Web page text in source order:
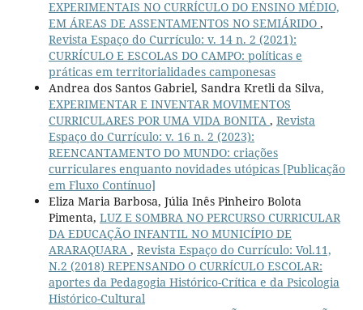
EXPERIMENTAIS NO CURRÍCULO DO ENSINO MÉDIO,
EM ÁREAS DE ASSENTAMENTOS NO SEMIÁRIDO ,
Revista Espaço do Currículo: v. 14 n. 2 (2021):
CURRÍCULO E ESCOLAS DO CAMPO: políticas e
práticas em territorialidades camponesas
Andrea dos Santos Gabriel, Sandra Kretli da Silva,
EXPERIMENTAR E INVENTAR MOVIMENTOS
CURRICULARES POR UMA VIDA BONITA , Revista
Espaço do Currículo: v. 16 n. 2 (2023):
REENCANTAMENTO DO MUNDO: criações
curriculares enquanto novidades utópicas [Publicação
em Fluxo Contínuo]
Eliza Maria Barbosa, Júlia Inês Pinheiro Bolota
Pimenta, LUZ E SOMBRA NO PERCURSO CURRICULAR
DA EDUCAÇÃO INFANTIL NO MUNICÍPIO DE
ARARAQUARA , Revista Espaço do Currículo: Vol.11,
N.2 (2018) REPENSANDO O CURRÍCULO ESCOLAR:
aportes da Pedagogia Histórico-Crítica e da Psicologia
Histórico-Cultural